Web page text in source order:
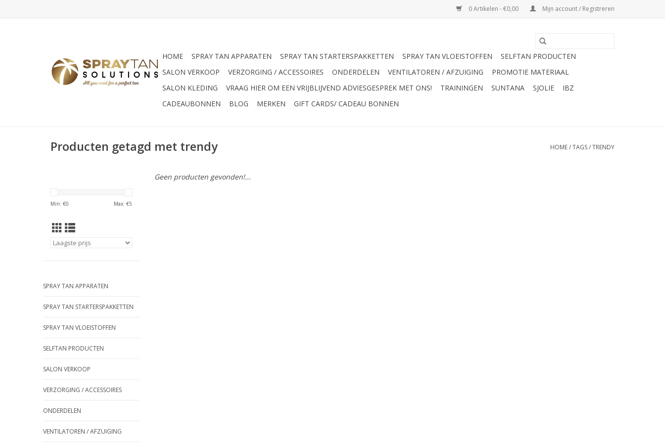
0 Artikelen - €0,00 Mijn account / Registreren
HOME SPRAY TAN APPARATEN SPRAY TAN STARTERSPAKKETTEN SPRAY TAN VLOEISTOFFEN
SELFTAN PRODUCTEN
SALON VERKOOP
VERZORGING / ACCESSOIRES ONDERDELEN VENTILATOREN / AFZUIGING
PROMOTIE MATERIAAL
SALON KLEDING
VRAAG HIER OM EEN VRIJBLIJVEND ADVIESGESPREK MET ONS! TRAININGEN SUNTANA SJOLIE
IBZ
CADEAUBONNEN
BLOG MERKEN GIFT CARDS/ CADEAU BONNEN
Producten getagd met trendy HOME/TAGS/TRENDY
Min: €0 Max: €5
SPRAY TAN APPARATEN
SPRAY TAN STARTERSPAKKETTEN
SPRAY TAN VLOEISTOFFEN
SELFTAN PRODUCTEN
SALON VERKOOP
VERZORGING / ACCESSOIRES
ONDERDELEN
VENTILATOREN / AFZUIGING
Geen producten gevonden!...